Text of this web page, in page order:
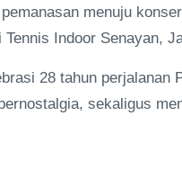
menuju
Indoor Senayan,
28 tahun
sekaligus